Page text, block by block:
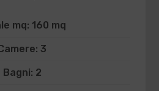
mq: 160 mq
3
Bagni: 2